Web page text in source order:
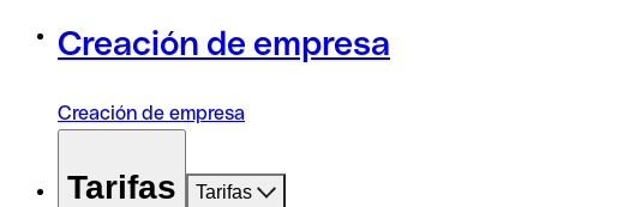
Creación de empresa
Creación de empresa
Tarifas Tarifas